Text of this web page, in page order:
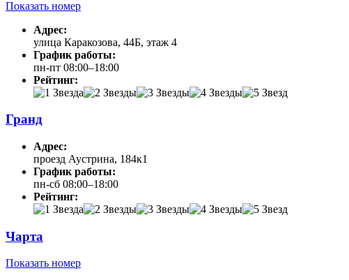
Показать номер
Адрес:
улица Каракозова, 44Б, этаж 4
График работы:
пн-пт 08:00–18:00
Рейтинг:
Гранд
Адрес:
проезд Аустрина, 184к1
График работы:
пн-сб 08:00–18:00
Рейтинг:
Чарта
Показать номер